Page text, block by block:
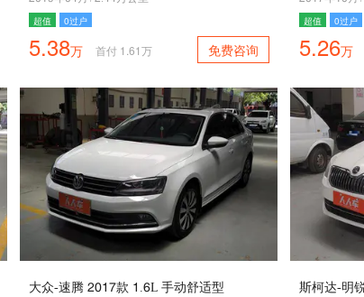
超值
0过户
5.38万 首付 1.61万 免费咨询
超值
0过户
5.26万
大众-速腾 5046款 4.2L 手动舒适型 斯柯达-明